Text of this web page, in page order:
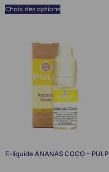
Choix des options
E-liquide ANANAS COCO – PULP